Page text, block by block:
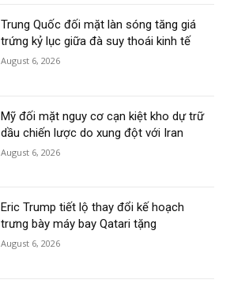
Trung Quốc đối mặt làn sóng tăng giá
trứng kỷ lục giữa đà suy thoái kinh tế
August 6, 2026
Mỹ đối mặt nguy cơ cạn kiệt kho dự trữ
dầu chiến lược do xung đột với Iran
August 6, 2026
Eric Trump tiết lộ thay đổi kế hoạch
trưng bày máy bay Qatari tặng
August 6, 2026